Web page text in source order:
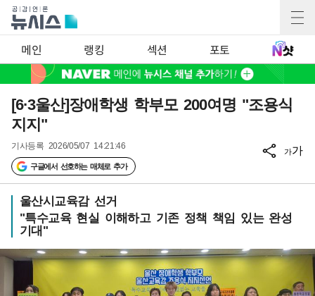
메인 랭킹 섹션 포토
[6·3울산]장애학생 학부모 200여명 "조용식
지지"
기사등록 2026/05/07 14:21:46
구글에서 선호하는 매체로 추가
가가
울산시교육감 선거
"특수교육 현실 이해하고 기존 정책 책임 있는 완성
기대"